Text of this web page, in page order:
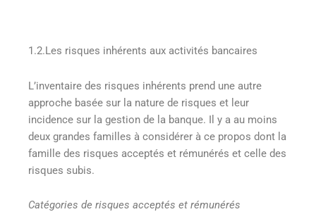
1.2.Les risques inhérents aux activités bancaires
L’inventaire des risques inhérents prend une autre
approche basée sur la nature de risques et leur
incidence sur la gestion de la banque. Il y a au moins
deux grandes familles à considérer à ce propos dont la
famille des risques acceptés et rémunérés et celle des
risques subis.
Catégories de risques acceptés et rémunérés